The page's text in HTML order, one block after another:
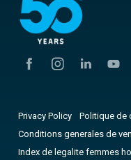
Privacy Policy Politique de
Conditions generales de
Index de legalite femmes